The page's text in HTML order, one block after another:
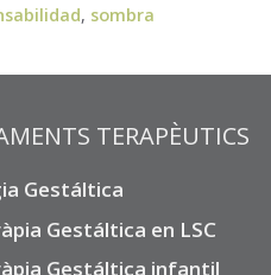
, sombra
TERAPÈUTICS
Gestáltica
Gestáltica en LSC
Gestáltica infantil